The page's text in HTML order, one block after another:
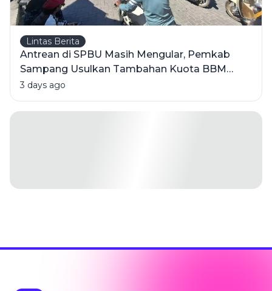
Lintas Berita
Antrean di SPBU Masih Mengular, Pemkab
Sampang Usulkan Tambahan Kuota BBM
Bersubsidi
3 days ago